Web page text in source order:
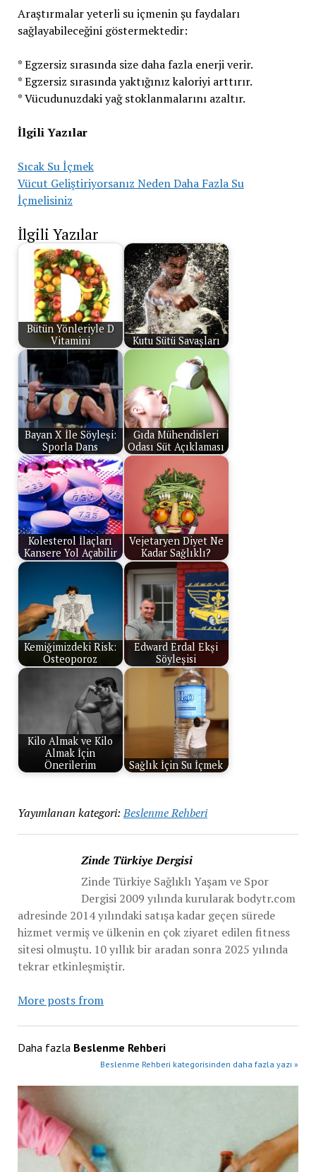
Araştırmalar yeterli su içmenin şu faydaları
sağlayabileceğini göstermektedir:
* Egzersiz sırasında size daha fazla enerji verir.
* Egzersiz sırasında yaktığınız kaloriyi arttırır.
* Vücudunuzdaki yağ stoklanmalarını azaltır.
İlgili Yazılar
Sıcak Su İçmek
Vücut Geliştiriyorsanız Neden Daha Fazla Su
İçmelisiniz
İlgili Yazılar
Bütün Yönleriyle D
Vitamini
Kutu Sütü Savaşları
Bayan X İle Söyleşi:
Sporla Dans
Gıda Mühendisleri
Odası Süt Açıklaması
Kolesterol İlaçları
Kansere Yol Açabilir
Vejetaryen Diyet Ne
Kadar Sağlıklı?
Kemiğimizdeki Risk:
Osteoporoz
Edward Erdal Ekşi
Söyleşisi
Kilo Almak ve Kilo
Almak İçin
Önerilerim
Sağlık İçin Su İçmek
Yayımlanan kategori: Beslenme Rehberi
Zinde Türkiye Dergisi
Zinde Türkiye Sağlıklı Yaşam ve Spor
Dergisi 2009 yılında kurularak bodytr.com
adresinde 2014 yılındaki satışa kadar geçen sürede
hizmet vermiş ve ülkenin en çok ziyaret edilen fitness
sitesi olmuştu. 10 yıllık bir aradan sonra 2025 yılında
tekrar etkinleşmiştir.
More posts from
Daha fazla Beslenme Rehberi
Beslenme Rehberi kategorisinden daha fazla yazı »